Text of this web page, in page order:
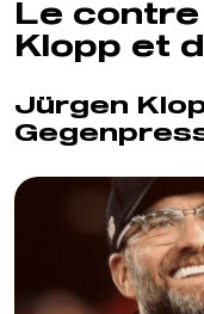
Le
Klopp et
Jürgen